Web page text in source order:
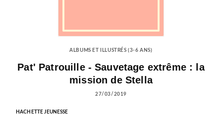
ALBUMS ET ILLUSTRÉS (3-6 ANS)
Pat' Patrouille - Sauvetage extrême : la
mission de Stella
27/03/2019
HACHETTE JEUNESSE